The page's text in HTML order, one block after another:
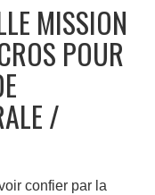
MISSION
POUR
confier par la